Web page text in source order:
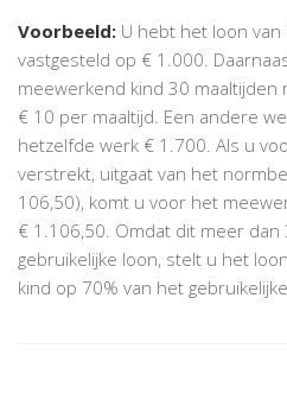
Voorbeeld: U hebt het loon
vastgesteld op € 1.000.
meewerkend kind 30
€ 10 per maaltijd. Een andere
hetzelfde werk € 1.700. Als u
verstrekt, uitgaat van het
106,50), komt u voor het
€ 1.106,50. Omdat dit meer dan
gebruikelijke loon, stelt u het
kind op 70% van het